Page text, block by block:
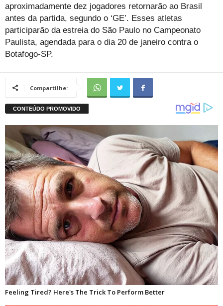
aproximadamente dez jogadores retornarão ao Brasil
antes da partida, segundo o ‘GE’. Esses atletas
participarão da estreia do São Paulo no Campeonato
Paulista, agendada para o dia 20 de janeiro contra o
Botafogo-SP.
Compartilhe: